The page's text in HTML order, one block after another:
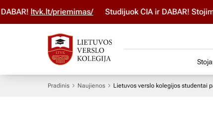
ltvk.lt/priemimas/ Studijuok ČIA ir DABAR! Stojimo
Pradinis Naujienos Lietuvos verslo kolegijos studentai